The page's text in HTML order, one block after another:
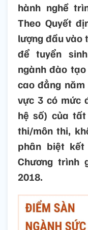
hành nghề
Theo Quyết
lượng đầu vào
để tuyển
ngành đào
cao đẳng
vực 3 có mức
hệ số) của
thi/môn thi,
phân biệt
Chương trình
2018.